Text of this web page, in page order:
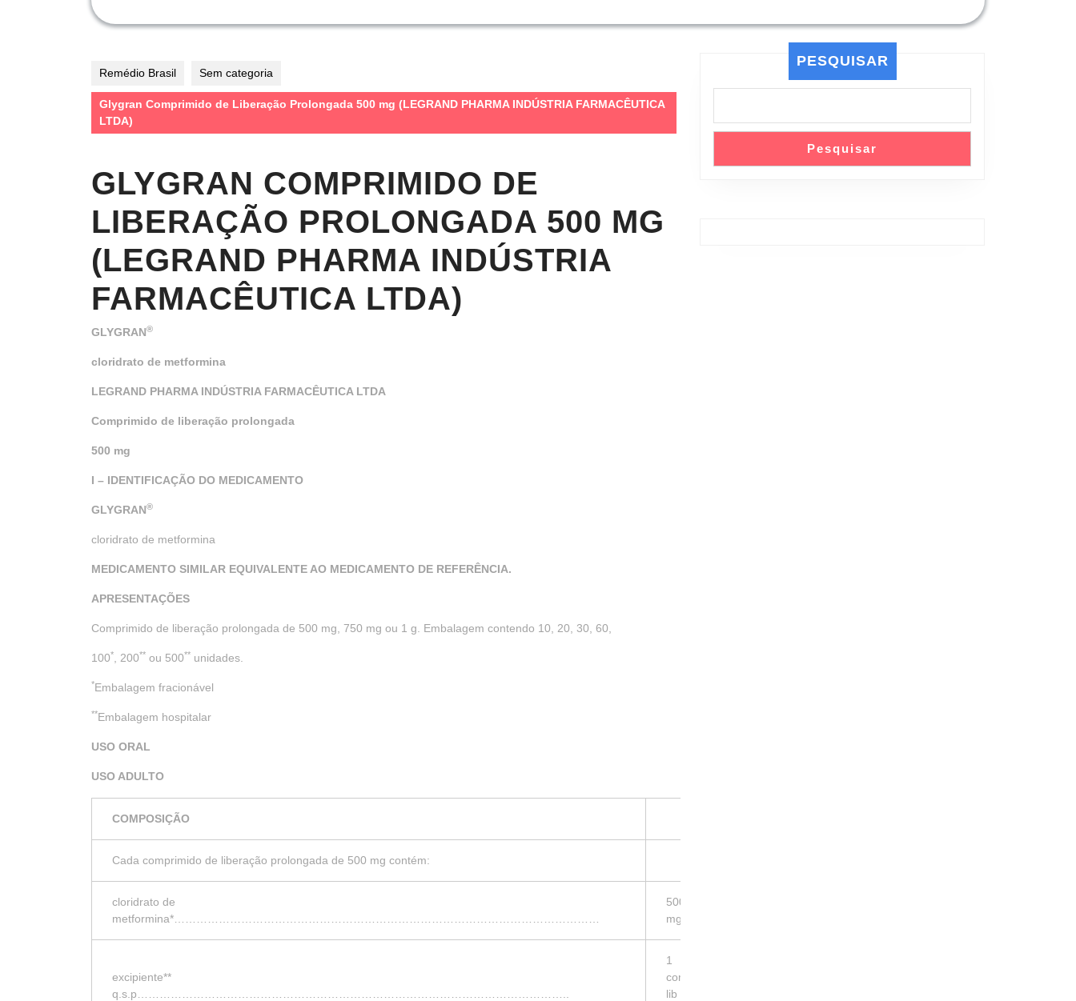
Remédio Brasil Sem categoria
Glygran Comprimido de Liberação Prolongada 500 mg (LEGRAND PHARMA INDÚSTRIA FARMACÊUTICA
LTDA)
GLYGRAN COMPRIMIDO DE
LIBERAÇÃO PROLONGADA 500 MG
(LEGRAND PHARMA INDÚSTRIA
FARMACÊUTICA LTDA)
GLYGRAN®
cloridrato de metformina
LEGRAND PHARMA INDÚSTRIA FARMACÊUTICA LTDA
Comprimido de liberação prolongada
500 mg
I – IDENTIFICAÇÃO DO MEDICAMENTO
GLYGRAN®
cloridrato de metformina
MEDICAMENTO SIMILAR EQUIVALENTE AO MEDICAMENTO DE REFERÊNCIA.
APRESENTAÇÕES
Comprimido de liberação prolongada de 500 mg, 750 mg ou 1 g. Embalagem contendo 10, 20, 30, 60,
100* , 200** ou 500** unidades.
*Embalagem fracionável
**Embalagem hospitalar
USO ORAL
USO ADULTO
COMPOSIÇÃO
Cada comprimido de liberação prolongada de 500 mg contém:
cloridrato de
metformina*……………………………………………………………………………………………………
500
mg
excipiente**
q.s.p……………………………………………………………………………………………………..
1
com
lib
PESQUISAR
Pesquisar